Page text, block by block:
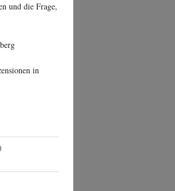
und die Frage,
in